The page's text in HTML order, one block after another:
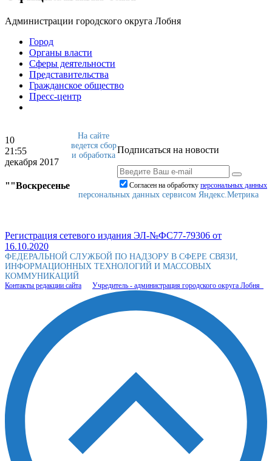
Администрации городского округа Лобня
Город
Органы власти
Сферы деятельности
Представительства
Гражданское общество
Пресс-центр
10
21:55
декабря 2017
""Воскресенье
Подписаться на новости
Согласен на обработку персональныx данных
На сайте
ведется сбор
и обработка
персональных данных сервисом Яндекс.Метрика
Регистрация сетевого издания ЭЛ-№ФС77-79306 от
16.10.2020
ФЕДЕРАЛЬНОЙ СЛУЖБОЙ ПО НАДЗОРУ В СФЕРЕ СВЯЗИ,
ИНФОРМАЦИОННЫХ ТЕХНОЛОГИЙ И МАССОВЫХ
КОММУНИКАЦИЙ
Контакты редакции сайта Учредитель - администрация городского округа Лобня